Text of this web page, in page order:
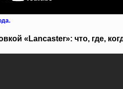
«Lancaster»: что, где,